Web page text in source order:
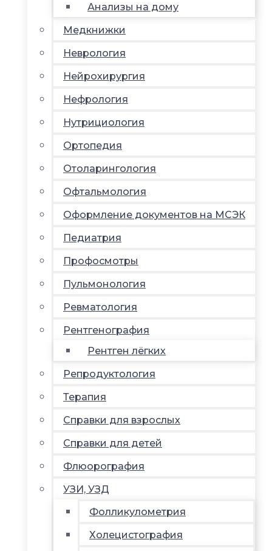
Анализы на дому
Медкнижки
Неврология
Нейрохирургия
Нефрология
Нутрициология
Ортопедия
Отоларингология
Офтальмология
Оформление документов на МСЭК
Педиатрия
Профосмотры
Пульмонология
Ревматология
Рентгенография
Рентген лёгких
Репродуктология
Терапия
Справки для взрослых
Справки для детей
Флюорография
УЗИ, УЗД
Фолликулометрия
Холецистография